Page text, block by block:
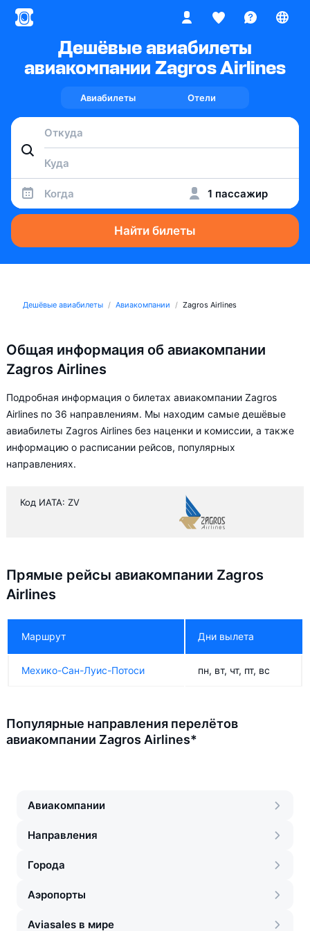
Дешёвые авиабилеты
авиакомпании Zagros Airlines
Авиабилеты Отели
Когда 1 пассажир
Найти билеты
Дешёвые авиабилеты Авиакомпании Zagros Airlines
Общая информация об авиакомпании
Zagros Airlines
Подробная информация о билетах авиакомпании Zagros
Airlines по 36 направлениям. Мы находим самые дешёвые
авиабилеты Zagros Airlines без наценки и комиссии, а также
информацию о расписании рейсов, популярных
направлениях.
Код ИАТА: ZV
Прямые рейсы авиакомпании Zagros
Airlines
Маршрут Дни вылета
Мехико-Сан-Луис-Потоси пн, вт, чт, пт, вс
Популярные направления перелётов
авиакомпании Zagros Airlines*
Авиакомпании
Направления
Города
Аэропорты
Aviasales в мире